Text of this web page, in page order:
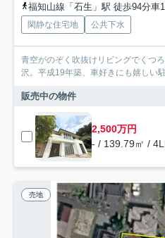
福知山線「石生」駅 徒歩94分車
閑静な住宅地 公共下水
青空がのぞく吹抜けリビングでくつ
沢。平成19年築、車好きにも嬉しい
販売中の物件
2,500万円
- / 139.79㎡ /
売地